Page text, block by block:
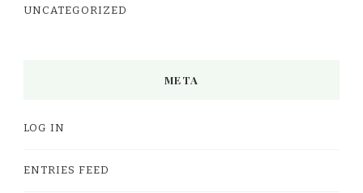
UNCATEGORIZED
META
LOG IN
ENTRIES FEED